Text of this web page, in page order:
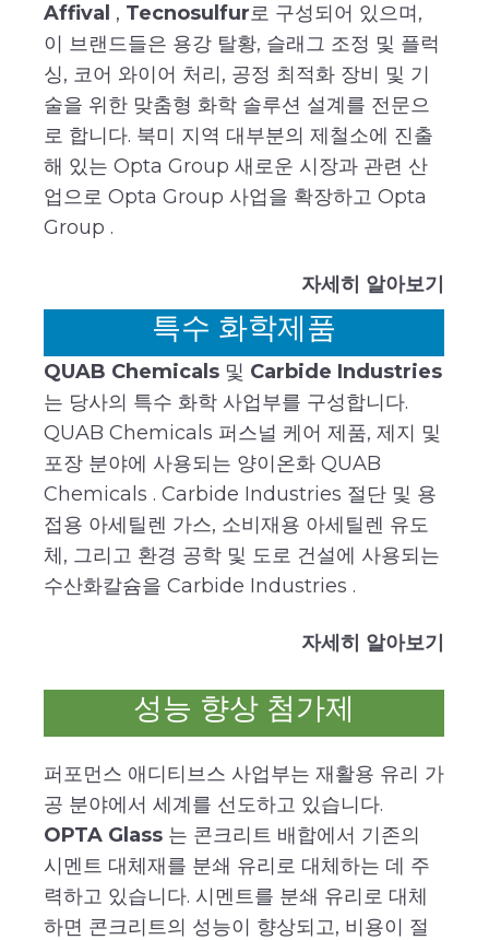
Affival , Tecnosulfur로 구성되어 있으며,
이 브랜드들은 용강 탈황, 슬래그 조정 및 플럭
싱, 코어 와이어 처리, 공정 최적화 장비 및 기
술을 위한 맞춤형 화학 솔루션 설계를 전문으
로 합니다. 북미 지역 대부분의 제철소에 진출
해 있는 Opta Group 새로운 시장과 관련 산
업으로 Opta Group 사업을 확장하고 Opta
Group .
자세히 알아보기
QUAB Chemicals 및 Carbide Industries
는 당사의 특수 화학 사업부를 구성합니다.
QUAB Chemicals 퍼스널 케어 제품, 제지 및
포장 분야에 사용되는 양이온화 QUAB
Chemicals . Carbide Industries 절단 및 용
접용 아세틸렌 가스, 소비재용 아세틸렌 유도
체, 그리고 환경 공학 및 도로 건설에 사용되는
수산화칼슘을 Carbide Industries .
자세히 알아보기
특수 화학제품
성능 향상 첨가제
퍼포먼스 애디티브스 사업부는 재활용 유리 가
공 분야에서 세계를 선도하고 있습니다.
OPTA Glass 는 콘크리트 배합에서 기존의
시멘트 대체재를 분쇄 유리로 대체하는 데 주
력하고 있습니다. 시멘트를 분쇄 유리로 대체
하면 콘크리트의 성능이 향상되고, 비용이 절